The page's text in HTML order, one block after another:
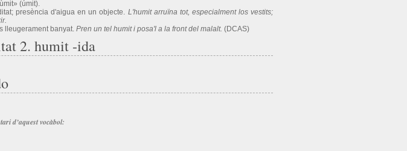
(úmit).
presència d'aigua en un objecte. L'humit arruïna tot, especialment los vestits;
lleugerament banyat. Pren un tel humit i posa'l a la front del malalt. (DCAS)
2. humit -ida
d’aquest vocàbol: